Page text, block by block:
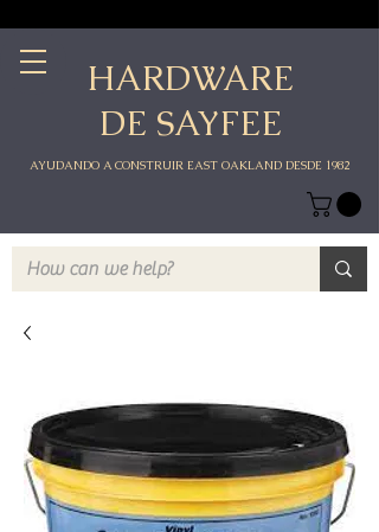
HARDWARE
DE SAYFEE
AYUDANDO A CONSTRUIR EAST OAKLAND DESDE 1982